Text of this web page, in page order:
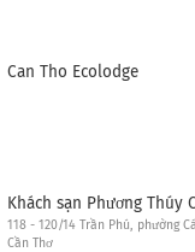
Can Tho Ecolodge
Khách sạn Phương Thúy
118 - 120/14 Trần Phú, phường
Cần Thơ